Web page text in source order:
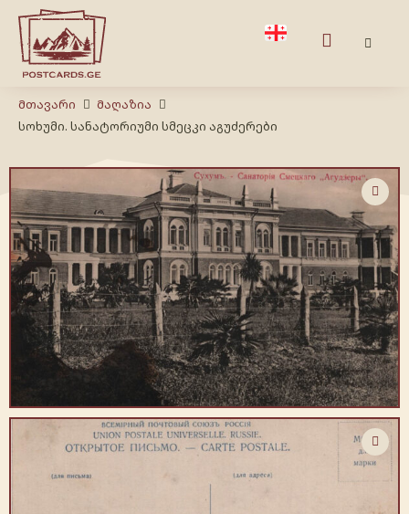
Მთავარი
Მაღაზია
სოხუმი. სანატორიუმი სმეცკი აგუძერები